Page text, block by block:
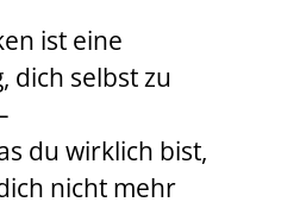
ist eine
dich selbst zu
du wirklich bist,
nicht mehr